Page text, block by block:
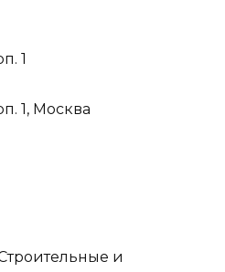
1
1, Москва
и